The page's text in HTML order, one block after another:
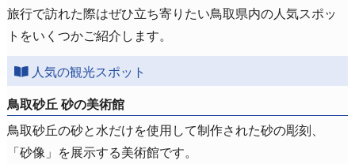
旅行で訪れた際はぜひ立ち寄りたい鳥取県内の人気スポッ
トをいくつかご紹介します。
人気の観光スポット
鳥取砂丘 砂の美術館
鳥取砂丘の砂と水だけを使用して制作された砂の彫刻、
「砂像」を展示する美術館です。